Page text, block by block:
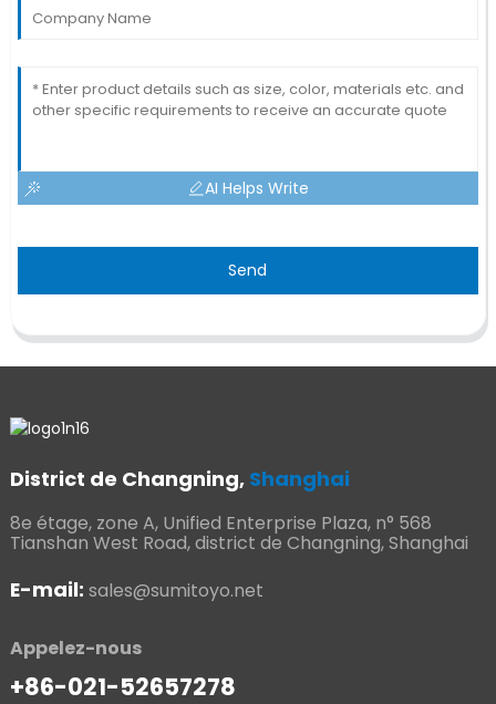
AI Helps Write
Send
District de Changning, Shanghai
8e étage, zone A, Unified Enterprise Plaza, n° 568
Tianshan West Road, district de Changning, Shanghai
E-mail: sales@sumitoyo.net
Appelez-nous
+86-021-52657278